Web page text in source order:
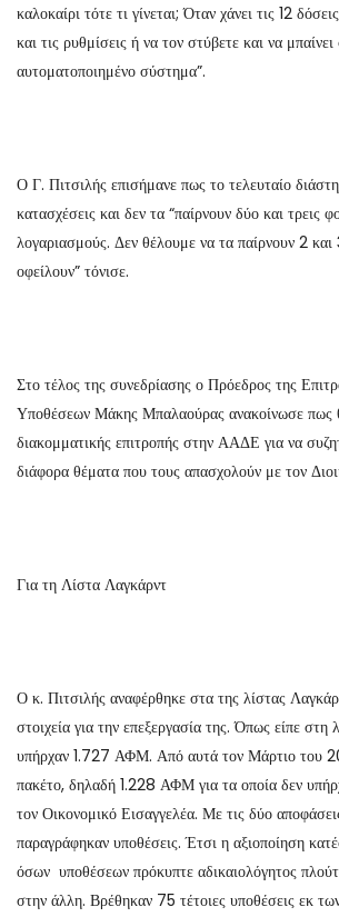
καλοκαίρι τότε τι γίνεται; Όταν χάνει τις 12
και τις ρυθμίσεις ή να τον στύβετε και να
αυτοματοποιημένο σύστημα”.
Ο Γ. Πιτσιλής επισήμανε πως το τελευταίο
κατασχέσεις και δεν τα “παίρνουν δύο και τρεις
λογαριασμούς. Δεν θέλουμε να τα παίρνουν 2
οφείλουν” τόνισε.
Στο τέλος της συνεδρίασης ο Πρόεδρος της
Υποθέσεων Μάκης Μπαλαούρας ανακοίνωσε πως
διακομματικής επιτροπής στην ΑΑΔΕ για να
διάφορα θέματα που τους απασχολούν με τον
Για τη Λίστα Λαγκάρντ
Ο κ. Πιτσιλής αναφέρθηκε στα της λίστας
στοιχεία για την επεξεργασία της. Όπως είπε στη
υπήρχαν 1.727 ΑΦΜ. Από αυτά τον Μάρτιο του
πακέτο, δηλαδή 1.228 ΑΦΜ για τα οποία δεν
τον Οικονομικό Εισαγγελέα. Με τις δύο
παραγράφηκαν υποθέσεις. Έτσι η αξιοποίηση
όσων υποθέσεων πρόκυπτε αδικαιολόγητος
στην άλλη. Βρέθηκαν 75 τέτοιες υποθέσεις εκ